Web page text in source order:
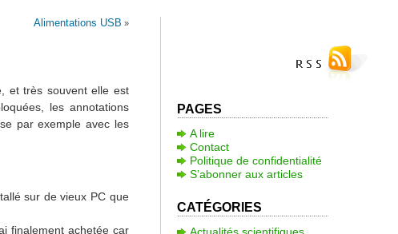
Alimentations USB »
et très souvent elle est
les annotations
par exemple avec les
sur de vieux PC que
finalement achetée car
PAGES
A lire
Contact
Politique de confidentialité
S’abonner aux articles
CATÉGORIES